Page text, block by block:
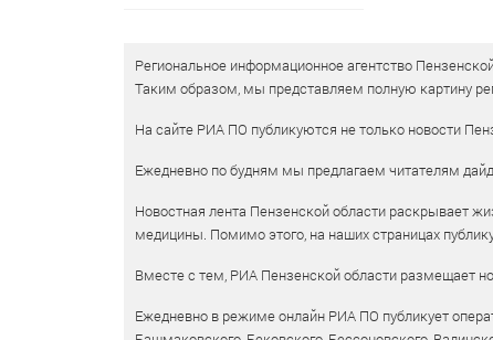
Региональное информационное агентство
Таким образом, мы представляем полную картину
На сайте РИА ПО публикуются не только новости
Ежедневно по будням мы предлагаем читателям
Новостная лента Пензенской области раскрывает
медицины. Помимо этого, на наших страницах
Вместе с тем, РИА Пензенской области размещает
Ежедневно в режиме онлайн РИА ПО публикует